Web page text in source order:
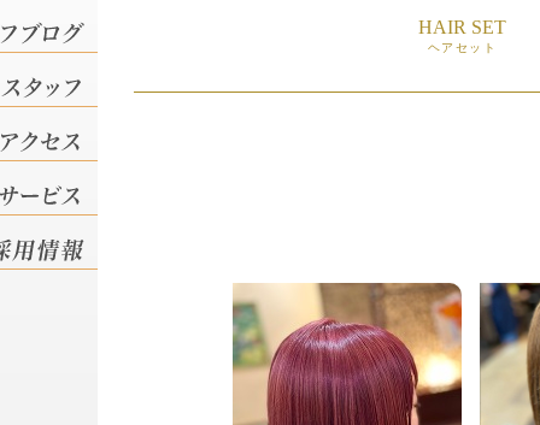
HAIR SET
ヘアセット